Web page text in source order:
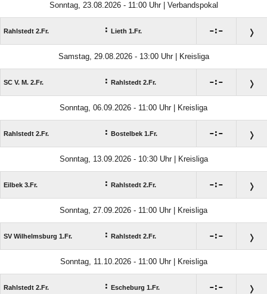
Sonntag, 23.08.2026 - 11:00 Uhr | Verbandspokal
Rahlstedt 2.Fr. : Lieth 1.Fr. :
Samstag, 29.08.2026 - 13:00 Uhr | Kreisliga
SC V. M. 2.Fr. : Rahlstedt 2.Fr. :
Sonntag, 06.09.2026 - 11:00 Uhr | Kreisliga
Rahlstedt 2.Fr. : Bostelbek 1.Fr. :
Sonntag, 13.09.2026 - 10:30 Uhr | Kreisliga
Eilbek 3.Fr. : Rahlstedt 2.Fr. :
Sonntag, 27.09.2026 - 11:00 Uhr | Kreisliga
SV Wilhelmsburg 1.Fr. : Rahlstedt 2.Fr. :
Sonntag, 11.10.2026 - 11:00 Uhr | Kreisliga
Rahlstedt 2.Fr. : Escheburg 1.Fr. :